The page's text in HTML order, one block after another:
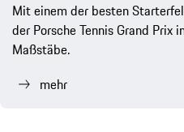
Mit einem der besten
der Porsche Tennis Grand Prix
Maßstäbe.
mehr